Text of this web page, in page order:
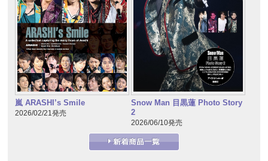
嵐 ARASHI’s Smile
2026/02/21発売
Snow Man 目黒蓮 Photo Story
2
2026/06/10発売